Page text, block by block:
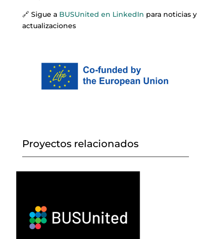
🔗 Sigue a BUSUnited en LinkedIn para noticias y
actualizaciones
Proyectos relacionados